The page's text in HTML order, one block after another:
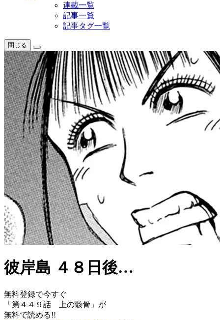
連載一覧
記事一覧
記事タグ一覧
閉じる
彼岸島 ４８日後…
無料登録で今すぐ
「 第４４９話 上の骸骨 」が
無料で読める!!